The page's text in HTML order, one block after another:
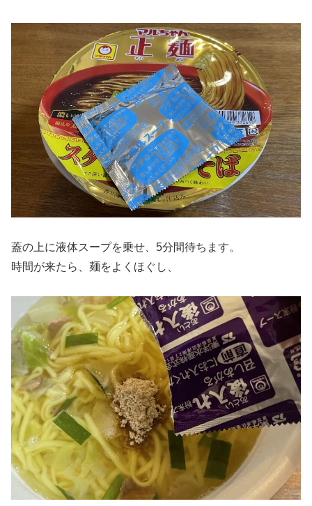
蓋の上に液体スープを乗せ、5分間待ちます。
時間が来たら、麺をよくほぐし、